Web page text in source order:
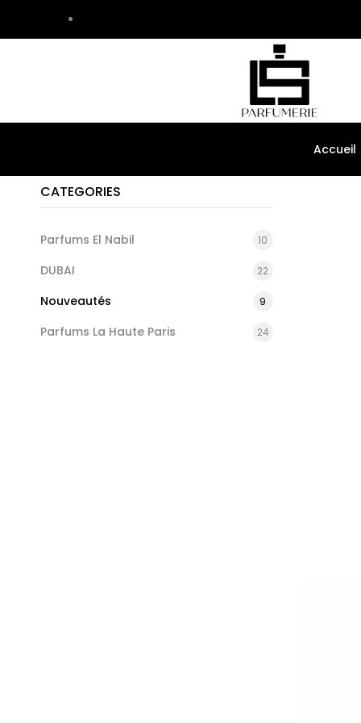
Accueil
CATEGORIES
Parfums El Nabil 10
DUBAI 22
Nouveautés 9
Parfums La Haute Paris 24